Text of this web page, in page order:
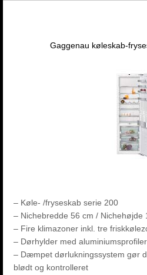
Gaggenau køleskab-
– Køle- /fryseskab serie 200
– Nichebredde 56 cm / Nichehøjde
– Fire klimazoner inkl. tre
– Dørhylder med aluminiumsprofiler
– Dæmpet dørlukningssystem gør
blødt og kontrolleret